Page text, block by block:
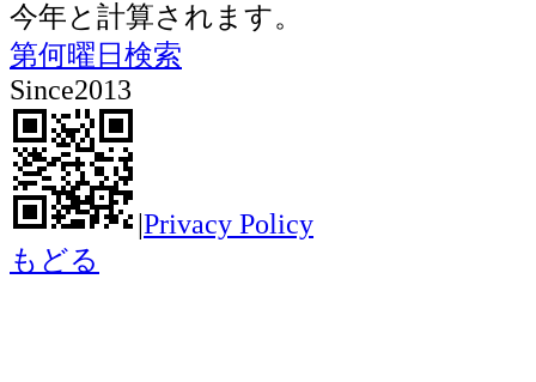
今年と計算されます。
第何曜日検索
Since2013
|Privacy Policy
もどる